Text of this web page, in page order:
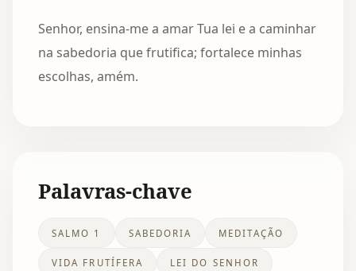
Senhor, ensina-me a amar Tua lei e a caminhar
na sabedoria que frutifica; fortalece minhas
escolhas, amém.
Palavras-chave
SALMO 1 SABEDORIA MEDITAÇÃO
VIDA FRUTÍFERA LEI DO SENHOR